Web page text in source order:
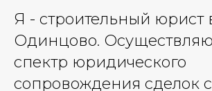
Я - строительный юрист
Одинцово.
спектр юридического
сопровождения сделок с